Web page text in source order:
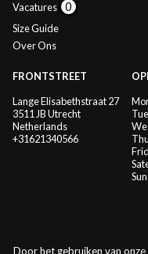
Vacatures
Size Guide
Over Ons
FRONTSTREET
Lange Elisabethstraat 27
3511 JB Utrecht
Netherlands
+31621340566
Door het gebruiken van